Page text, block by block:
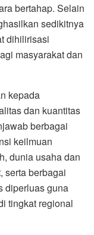
bertahap. Selain
sedikitnya
dihilirisasi
masyarakat dan
kepada
dan kuantitas
berbagai
keilmuan
dunia usaha dan
serta berbagai
diperluas guna
tingkat regional